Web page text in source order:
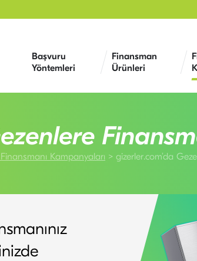
Başvuru
Yöntemleri
Finansman
Ürünleri
Kampanyaları gizerler.com’da